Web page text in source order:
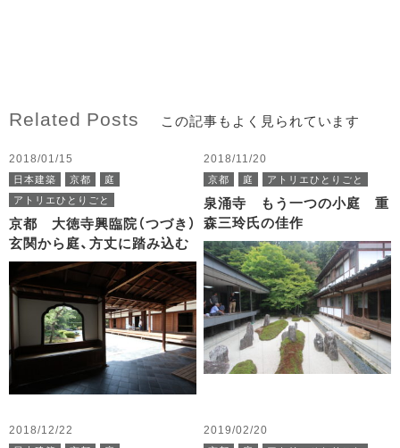
Related Posts この記事もよく見られています
2018/01/15
日本建築 京都
庭
アトリエひとりごと
京都 大徳寺興臨院（つづき）
玄関から庭、方丈に踏み込む
2018/11/20
京都 庭 アトリエひとりごと
泉涌寺 もう一つの小庭 重
森三玲氏の佳作
2018/12/22 2019/02/20